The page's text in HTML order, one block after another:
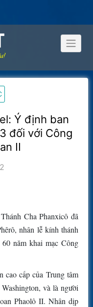
Ý định ban
đối với Công
II
Cha Phanxicô đã
nhân lễ kính thánh
năm khai mạc Công
cao cấp của Trung tâm
và là người
Phaolô II. Nhân dịp